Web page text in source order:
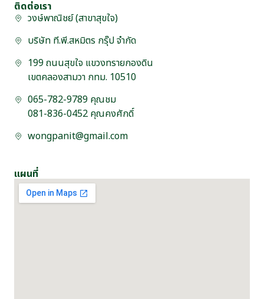
ติดต่อเรา
วงษ์พาณิชย์ (สาขาสุขใจ)
บริษัท ที.พี.สหมิตร กรุ๊ป จำกัด
199 ถนนสุขใจ แขวงทรายกองดิน
เขตคลองสามวา กทม. 10510
065-782-9789 คุณชม
081-836-0452 คุณคงศักดิ์
wongpanit@gmail.com
แผนที่